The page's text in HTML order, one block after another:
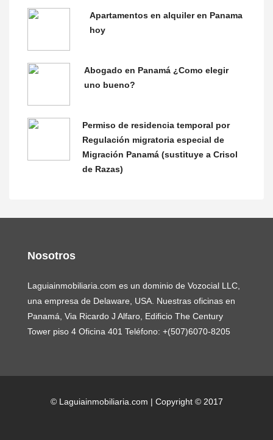
Apartamentos en alquiler en Panama
hoy
Abogado en Panamá ¿Como elegir
uno bueno?
Permiso de residencia temporal por
Regulación migratoria especial de
Migración Panamá (sustituye a Crisol
de Razas)
Nosotros
Laguiainmobiliaria.com es un dominio de Vozocial LLC,
una empresa de Delaware, USA. Nuestras oficinas en
Panamá, Via Ricardo J Alfaro, Edificio The Century
Tower piso 4 Oficina 401 Teléfono: +(507)6070-8205
© Laguiainmobiliaria.com | Copyright © 2017